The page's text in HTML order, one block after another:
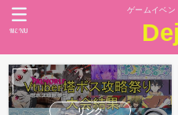
ゲームイベン
MENU
リンク